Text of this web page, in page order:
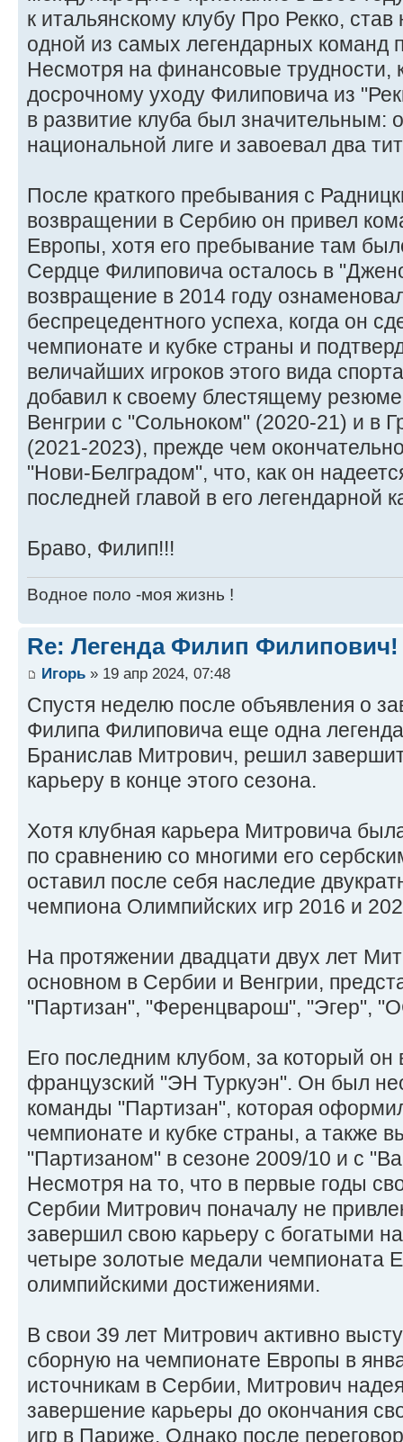
к итальянскому клубу Про Рекко,
одной из самых легендарных команд
Несмотря на финансовые трудности,
досрочному уходу Филиповича из
в развитие клуба был значительным:
национальной лиге и завоевал два
После краткого пребывания с
возвращении в Сербию он привел
Европы, хотя его пребывание там
Сердце Филиповича осталось в
возвращение в 2014 году
беспрецедентного успеха, когда он
чемпионате и кубке страны и
величайших игроков этого вида
добавил к своему блестящему
Венгрии с "Сольноком" (2020-21) и в
(2021-2023), прежде чем
"Нови-Белградом", что, как он
последней главой в его легендарной
Браво, Филип!!!
Водное поло -моя жизнь !
Re: Легенда Филип Филипович!
Игорь » 19 апр 2024, 07:48
Спустя неделю после объявления о
Филипа Филиповича еще одна
Бранислав Митрович, решил
карьеру в конце этого сезона.
Хотя клубная карьера Митровича
по сравнению со многими его
оставил после себя наследие
чемпиона Олимпийских игр 2016 и
На протяжении двадцати двух лет
основном в Сербии и Венгрии,
"Партизан", "Ференцварош", "Эгер",
Его последним клубом, за который
французский "ЭН Туркуэн". Он был
команды "Партизан", которая
чемпионате и кубке страны, а также
"Партизаном" в сезоне 2009/10 и с
Несмотря на то, что в первые годы
Сербии Митрович поначалу не
завершил свою карьеру с богатыми
четыре золотые медали чемпионата
олимпийскими достижениями.
В свои 39 лет Митрович активно
сборную на чемпионате Европы в
источникам в Сербии, Митрович
завершение карьеры до окончания
игр в Париже. Однако после